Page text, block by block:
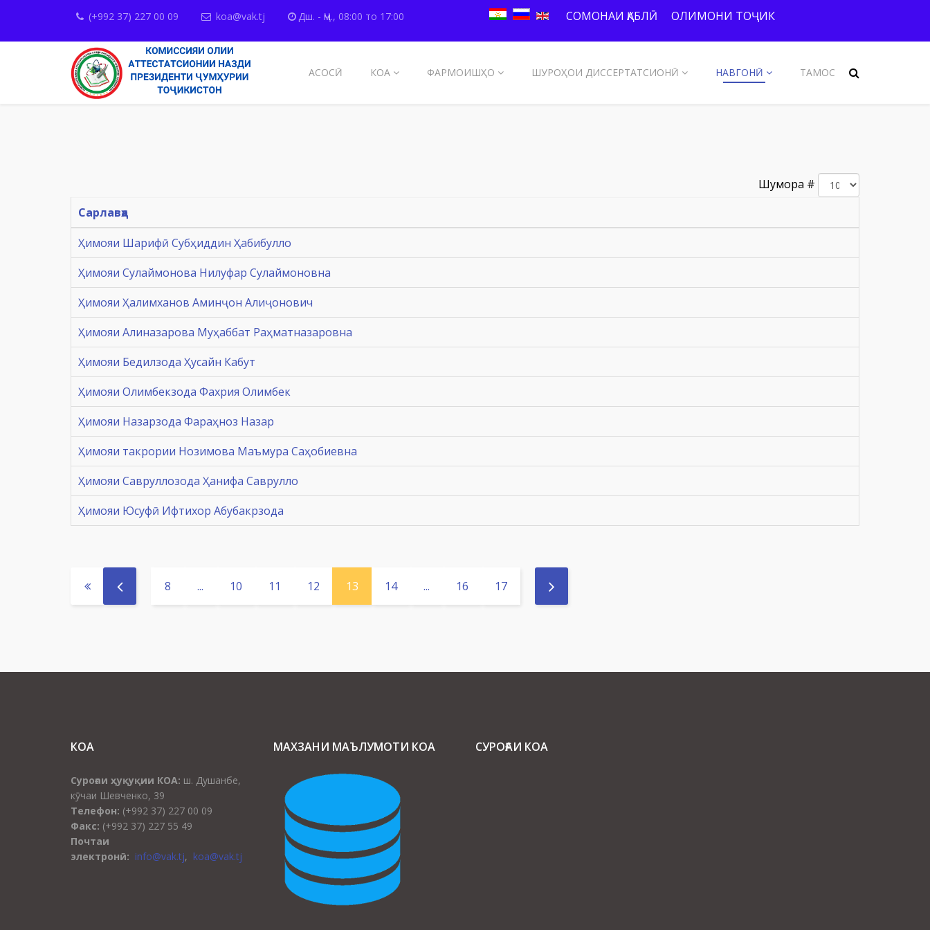
(+992 37) 227 00 09 koa@vak.tj Дш. - Ҷм., 08:00 то 17:00 СОМОНАИ ҚАБЛӢ ОЛИМОНИ ТОҶИК
АСОСӢ КОА ФАРМОИШҲО ШУРОҲОИ ДИССЕРТАТСИОНӢ НАВГОНӢ ТАМОС
Шумора #
Сарлавҳа
Ҳимояи Шарифӣ Субҳиддин Ҳабибулло
Ҳимояи Сулаймонова Нилуфар Сулаймоновна
Ҳимояи Ҳалимханов Аминҷон Алиҷонович
Ҳимояи Алиназарова Муҳаббат Раҳматназаровна
Ҳимояи Бедилзода Ҳусайн Кабут
Ҳимояи Олимбекзода Фахрия Олимбек
Ҳимояи Назарзода Фараҳноз Назар
Ҳимояи такрории Нозимова Маъмура Саҳобиевна
Ҳимояи Савруллозода Ҳанифа Саврулло
Ҳимояи Юсуфӣ Ифтихор Абубакрзода
8 ... 10 11 12 13 14 ... 16 17
КОА
Суроғаи ҳуқуқии КОА: ш. Душанбе,
кӯчаи Шевченко, 39
Телефон: (+992 37) 227 00 09
Факс: (+992 37) 227 55 49
Почтаи
электронӣ: info@vak.tj, koa@vak.tj
МАХЗАНИ МАЪЛУМОТИ КОА СУРОҒАИ КОА